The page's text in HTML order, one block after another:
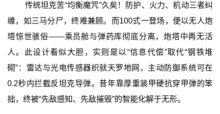
传统坦克苦“均衡魔咒”久矣！防护、火力、机动三者纠
缠，如三马分尸，终难兼顾。而100式一登场，便以无人炮
塔惊世骇俗——乘员舱与弹药库彻底分离，炮塔中再无活
人。此设计看似大胆，实则是以“信息代偿”取代“钢铁堆
砌”：雷达与光电传感器织就天罗地网，主动防御系统可在
0.2秒内拦截反坦克导弹。昔年靠厚重装甲硬抗穿甲弹的笨
拙，终被“先敌感知、先敌摧毁”的智能化解于无形。